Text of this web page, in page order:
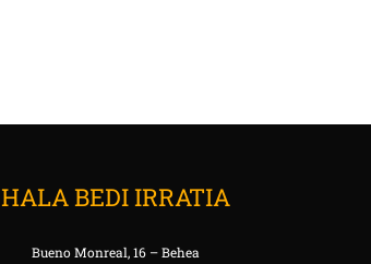
HALA BEDI IRRATIA
Bueno Monreal, 16 – Behea